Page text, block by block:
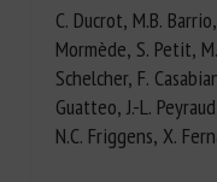
C. Ducrot, M.B.
Mormède, S. Petit,
Schelcher, F.
Guatteo, J.-L.
N.C. Friggens, X.